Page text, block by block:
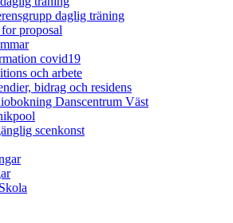
daglig träning
proposal
covid19
och arbete
bidrag och residens
Danscentrum Väst
scenkonst